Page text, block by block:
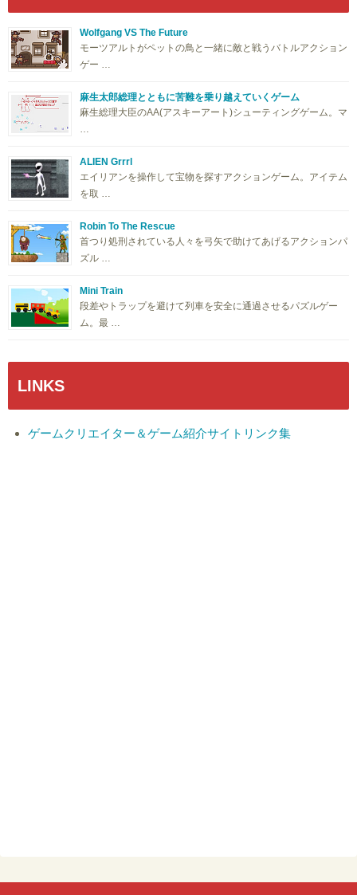
Wolfgang VS The Future
モーツアルトがペットの鳥と一緒に敵と戦うバトルアクション
ゲー …
麻生太郎総理とともに苦難を乗り越えていくゲーム
麻生総理大臣のAA(アスキーアート)シューティングゲーム。マ
…
ALIEN Grrrl
エイリアンを操作して宝物を探すアクションゲーム。アイテム
を取 …
Robin To The Rescue
首つり処刑されている人々を弓矢で助けてあげるアクションパ
ズル …
Mini Train
段差やトラップを避けて列車を安全に通過させるパズルゲー
ム。最 …
LINKS
ゲームクリエイター＆ゲーム紹介サイトリンク集